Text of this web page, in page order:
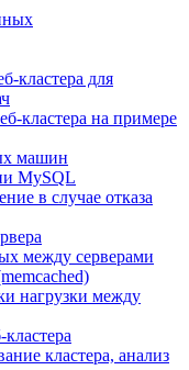
кластера для
кластера на примере
машин
MySQL
в случае отказа
между серверами
нагрузки между
кластера, анализ